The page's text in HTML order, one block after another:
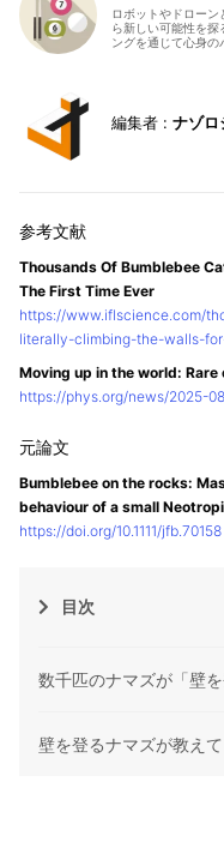
ロボットやドロー
ら新しい可能性を探
ングを通じて心身の
ナゾロ
Thousands Of Bumblebee
The First Time Ever
https://www.iflscience.com/
literally-climbing-the-walls-
Moving up in the world:
https://phys.org/news/2025-
Bumblebee on the rocks:
behaviour of a small
https://doi.org/10.1111/jfb.70158
目次
数千匹のナマズが「壁を
壁を登るナマズが教え